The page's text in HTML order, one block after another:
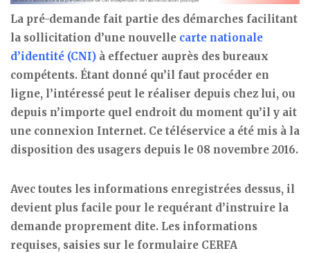
La pré-demande fait partie des démarches facilitant
la sollicitation d’une nouvelle carte nationale
d’identité (CNI) à effectuer auprès des bureaux
compétents. Étant donné qu’il faut procéder en
ligne, l’intéressé peut le réaliser depuis chez lui, ou
depuis n’importe quel endroit du moment qu’il y ait
une connexion Internet. Ce téléservice a été mis à la
disposition des usagers depuis le 08 novembre 2016.
Avec toutes les informations enregistrées dessus, il
devient plus facile pour le requérant d’instruire la
demande proprement dite. Les informations
requises, saisies sur le formulaire CERFA